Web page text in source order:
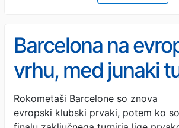
Barcelona na
vrhu, med junaki
Slovenca
Rokometaši Barcelone so znova
evropski klubski prvaki, potem ko